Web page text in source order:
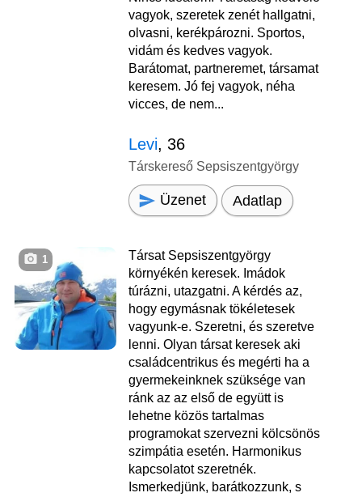
vagyok, szeretek zenét hallgatni,
olvasni, kerékpározni. Sportos,
vidám és kedves vagyok.
Barátomat, partneremet, társamat
keresem. Jó fej vagyok, néha
vicces, de nem...
Levi, 36
Társkereső Sepsiszentgyörgy
Üzenet Adatlap
1
Társat Sepsiszentgyörgy
környékén keresek. Imádok
túrázni, utazgatni. A kérdés az,
hogy egymásnak tökéletesek
vagyunk-e. Szeretni, és szeretve
lenni. Olyan társat keresek aki
családcentrikus és megérti ha a
gyermekeinknek szüksége van
ránk az az első de együtt is
lehetne közös tartalmas
programokat szervezni kölcsönös
szimpátia esetén. Harmonikus
kapcsolatot szeretnék.
Ismerkedjünk, barátkozzunk, s